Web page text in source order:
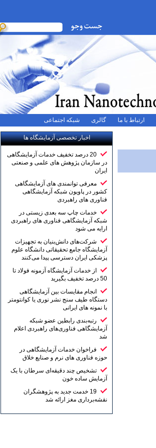
ارتباط با ما گالری شبکه اجتماعی
اخبار تخصصی آزمایشگاه ها
20 درصد تخفیف خدمات آزمایشگاهی
در سازمان پژوهش های علمی و صنعتی
ایران
معرفی توانمندی های آزمایشگاهی
کشور در پاویون شبکه آزمایشگاهی
فناوری های راهبردی
خدمات چاپ سه بعدی زیستی در
شبکه آزمایشگاهی فناوری های راهبردی
ارایه می شود
شرکت‌های دانش‌بنیان به تجهیزات
آزمایشگاه جامع تحقیقاتی دانشگاه علوم
پزشکی ایران دسترسی پیدا می‌کنند
از خدمات آزمایشگاه آزمونه فولاد تا
50 درصد تخفیف بگیرید
انجام مقایسات بین آزمایشگاهی
دستگاه طیف سنج نشر نوری یا کوانتومتر
با نمونه های ایرانی
رتبه‌بندی رابطین عضو شبکه
آزمایشگاهی فناوری‌های راهبردی اعلام
شد
فراخوان خدمات آزمایشگاهی در
حوزه فناوری های نرم و صنایع خلاق
تشخیص چند دقیقه‌ای سرطان با یک
آزمایش ساده خون
19 خدمت جدید به پژوهشگران
نقشه‌برداری مغز ارائه شد